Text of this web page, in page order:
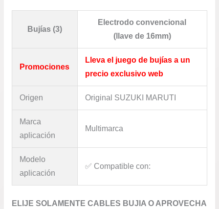
Bujías (3)
Electrodo convencional
(llave de 16mm)
Promociones
Lleva el juego de bujías a un
precio exclusivo web
Origen Original SUZUKI MARUTI
Marca
aplicación
Multimarca
Modelo
aplicación
✅​ Compatible con:
ELIJE SOLAMENTE CABLES BUJIA O APROVECHA